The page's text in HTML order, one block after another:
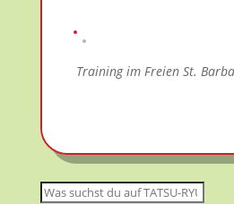
Training im Freien St.